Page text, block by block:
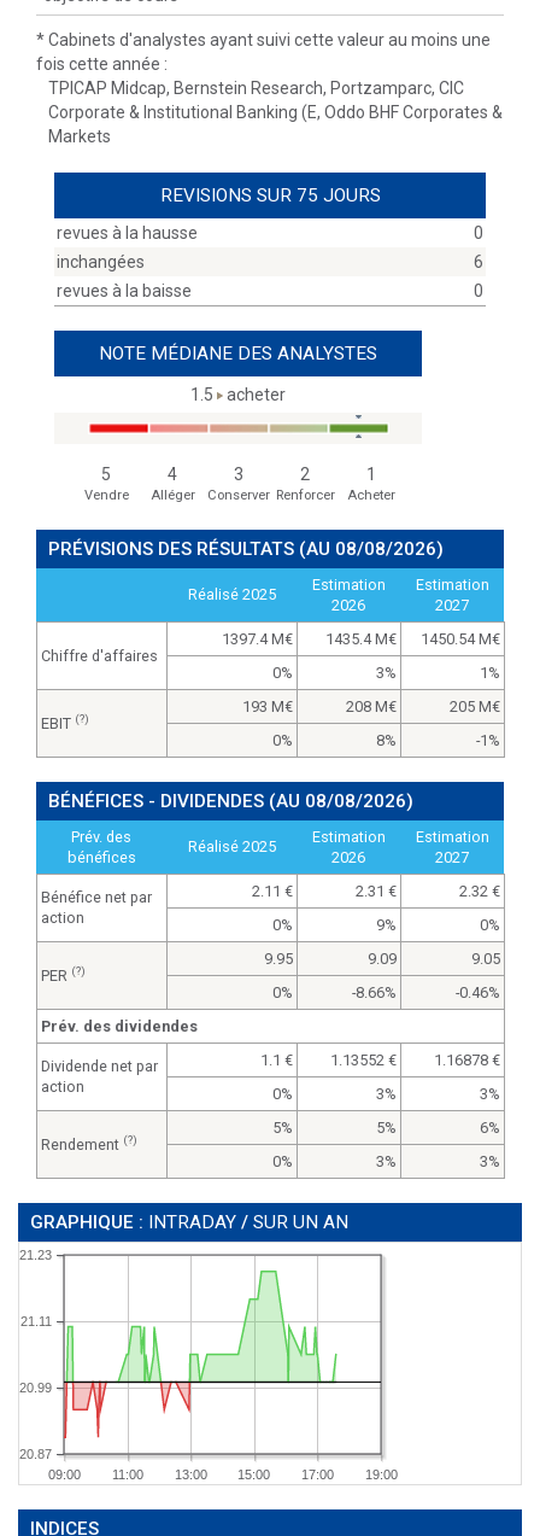
*Cabinets d'analystes ayant suivi cette valeur au moins une
fois cette année :
TPICAP Midcap, Bernstein Research, Portzamparc, CIC
Corporate & Institutional Banking (E, Oddo BHF Corporates &
Markets
REVISIONS SUR 75 JOURS
revues à la hausse
0
inchangées
6
revues à la baisse
0
NOTE MÉDIANE DES ANALYSTES
1.5 acheter
5 4 3 2 1
Vendre Alléger Conserver Renforcer Acheter
PRÉVISIONS DES RÉSULTATS (AU 08/08/2026)
Réalisé 2025
Estimation
2026
Estimation
2027
Chiffre d'affaires
1397.4 M 1435.4 M
1450.54 M
0%
3% 1%
EBIT (?)
193 M 208 M
205 M
0%
8% -1%
BÉNÉFICES - DIVIDENDES (AU 08/08/2026)
Prév. des
bénéfices
Réalisé 2025
Estimation
2026
Estimation
2027
Bénéfice net par
action
2.11 2.31
2.32
0%
9% 0%
PER (?)
9.95 9.09
9.05
0%
-8.66%
-0.46%
Prév. des dividendes
Dividende net par
action
1.1 1.13552
1.16878
0%
3% 3%
Rendement (?)
5% 5%
6%
0%
3% 3%
GRAPHIQUE : INTRADAY / SUR UN AN
09:00 11:00 13:00 15:00 17:00 19:00
20.87
20.99
21.11
21.23
INDICES